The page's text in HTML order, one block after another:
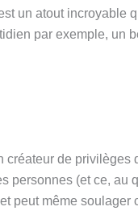
un atout incroyable
par exemple, un
créateur de
personnes (et ce,
peut même soulager